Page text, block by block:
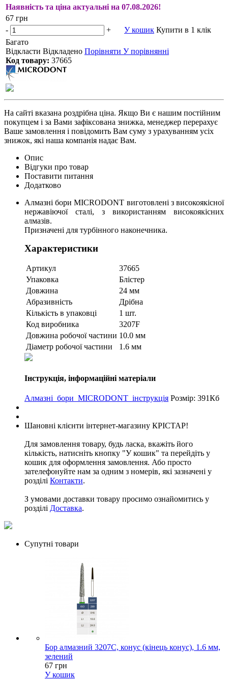
Наявність та ціна актуальні на 07.08.2026!
67 грн
-
+ У кошик Купити в 1 клік
Багато
Відкласти Відкладено Порівняти У порівнянні
Код товару: 37665
На сайті вказана роздрібна ціна. Якщо Ви є нашим постійним
покупцем і за Вами зафіксована знижка, менеджер перерахує
Ваше замовлення і повідомить Вам суму з урахуванням усіх
знижок, які наша компанія надає Вам.
Опис
Відгуки про товар
Поставити питання
Додатково
Алмазні бори MICRODONT виготовлені з високоякісної
нержавіючої сталі, з використанням високоякісних
алмазів.
Призначені для турбінного наконечника.
Характеристики
Артикул
37665
Упаковка
Блістер
Довжина
24 мм
Абразивність
Дрібна
Кількість в упаковці
1 шт.
Код виробника
3207F
Довжина робочої частини 10.0 мм
Діаметр робочої частини
1.6 мм
Інструкція, інформаційні матеріали
Алмазні_бори_MICRODONT_інструкція Розмір: 391Кб
Шановні клієнти інтернет-магазину КРІСТАР!
Для замовлення товару, будь ласка, вкажіть його
кількість, натисніть кнопку "У кошик" та перейдіть у
кошик для оформлення замовлення. Або просто
зателефонуйте нам за одним з номерів, які зазначені у
розділі Контакти.
З умовами доставки товару просимо ознайомитись у
розділі Доставка.
Супутні товари
Бор алмазний 3207С, конус (кінець конус), 1.6 мм,
зелений
67 грн
У кошик